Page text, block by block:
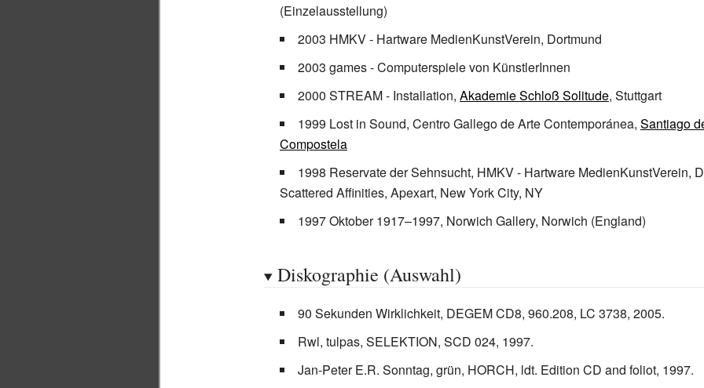
(Einzelausstellung)
2003 HMKV - Hartware MedienKunstVerein, Dortmund
2003 games - Computerspiele von KünstlerInnen
2000 STREAM - Installation, Akademie Schloß Solitude, Stuttgart
1999 Lost in Sound, Centro Gallego de Arte Contemporánea, Santiago
Compostela
1998 Reservate der Sehnsucht, HMKV - Hartware MedienKunstVerein,
Scattered Affinities, Apexart, New York City, NY
1997 Oktober 1917–1997, Norwich Gallery, Norwich (England)
Diskographie (Auswahl)
90 Sekunden Wirklichkeit, DEGEM CD8, 960.208, LC 3738, 2005.
Rwl, tulpas, SELEKTION, SCD 024, 1997.
Jan-Peter E.R. Sonntag, grün, HORCH, ldt. Edition CD and foliot, 1997.